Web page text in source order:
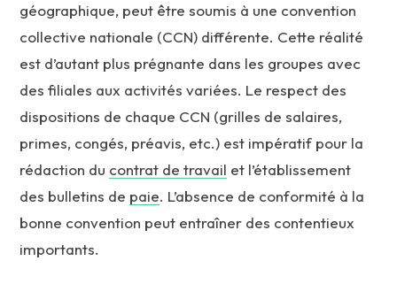
géographique, peut être soumis à une convention
collective nationale (CCN) différente. Cette réalité
est d’autant plus prégnante dans les groupes avec
des filiales aux activités variées. Le respect des
dispositions de chaque CCN (grilles de salaires,
primes, congés, préavis, etc.) est impératif pour la
rédaction du contrat de travail et l’établissement
des bulletins de paie. L’absence de conformité à la
bonne convention peut entraîner des contentieux
importants.